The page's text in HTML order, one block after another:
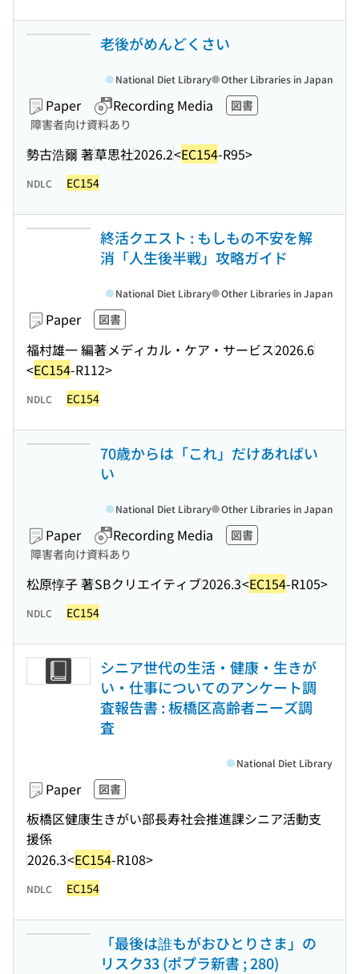
老後がめんどくさい
Paper Recording Media
図書
障害者向け資料あり
勢古浩爾 著草思社2026.2<EC154-R95>
National Diet Library Other Libraries in Japan
NDLC EC154
終活クエスト : もしもの不安を解
消「人生後半戦」攻略ガイド
Paper 図書
福村雄一 編著メディカル・ケア・サービス2026.6
<EC154-R112>
National Diet Library Other Libraries in Japan
NDLC EC154
70歳からは「これ」だけあればい
い
Paper Recording Media
図書
障害者向け資料あり
松原惇子 著SBクリエイティブ2026.3<EC154-R105>
National Diet Library Other Libraries in Japan
NDLC EC154
シニア世代の生活・健康・生きが
い・仕事についてのアンケート調
査報告書 : 板橋区高齢者ニーズ調
査
Paper 図書
板橋区健康生きがい部長寿社会推進課シニア活動支
援係
2026.3<EC154-R108>
National Diet Library
NDLC EC154
「最後は誰もがおひとりさま」の
リスク33 (ポプラ新書 ; 280)